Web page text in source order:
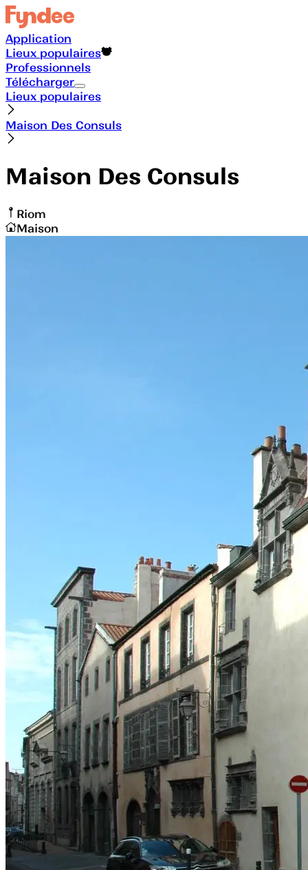
Application
Lieux populaires
Professionnels
Télécharger
Lieux populaires
Maison Des Consuls
Maison Des Consuls
Riom
Maison